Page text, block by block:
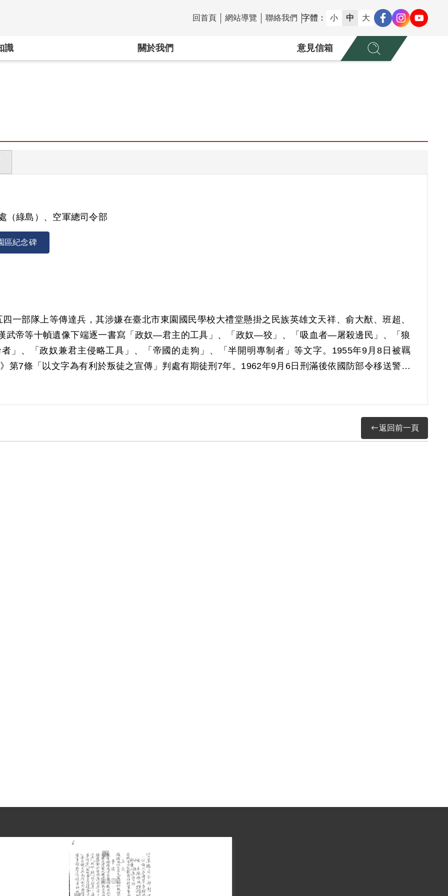
:::
回首頁 網站導覽 聯絡我們 字體： 小 中 大
識 關於我們 意見信箱
（綠島）、空軍總司令部
區紀念碑
一部隊上等傳達兵，其涉嫌在臺北市東園國民學校大禮堂懸掛之民族英雄文天祥、俞大猷、班超、
武帝等十幀遺像下端逐一書寫「政奴—君主的工具」、「政奴—狡」、「吸血者—屠殺邊民」、「狼
」、「政奴兼君主侵略工具」、「帝國的走狗」、「半開明專制者」等文字。1955年9月8日被羈
第7條「以文字為有利於叛徒之宣傳」判處有期徒刑7年。1962年9月6日刑滿後依國防部令移送警備
10月9日開釋。
返回前一頁